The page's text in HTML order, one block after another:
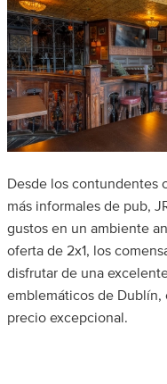
Desde los contundentes
más informales de pub,
gustos en un ambiente
oferta de 2x1, los
disfrutar de una
emblemáticos de
precio excepcional.